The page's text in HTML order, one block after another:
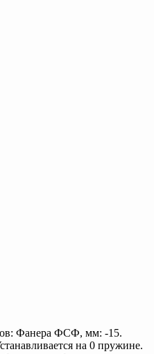
Фанера ФСФ, мм: -15.
на 0 пружине.